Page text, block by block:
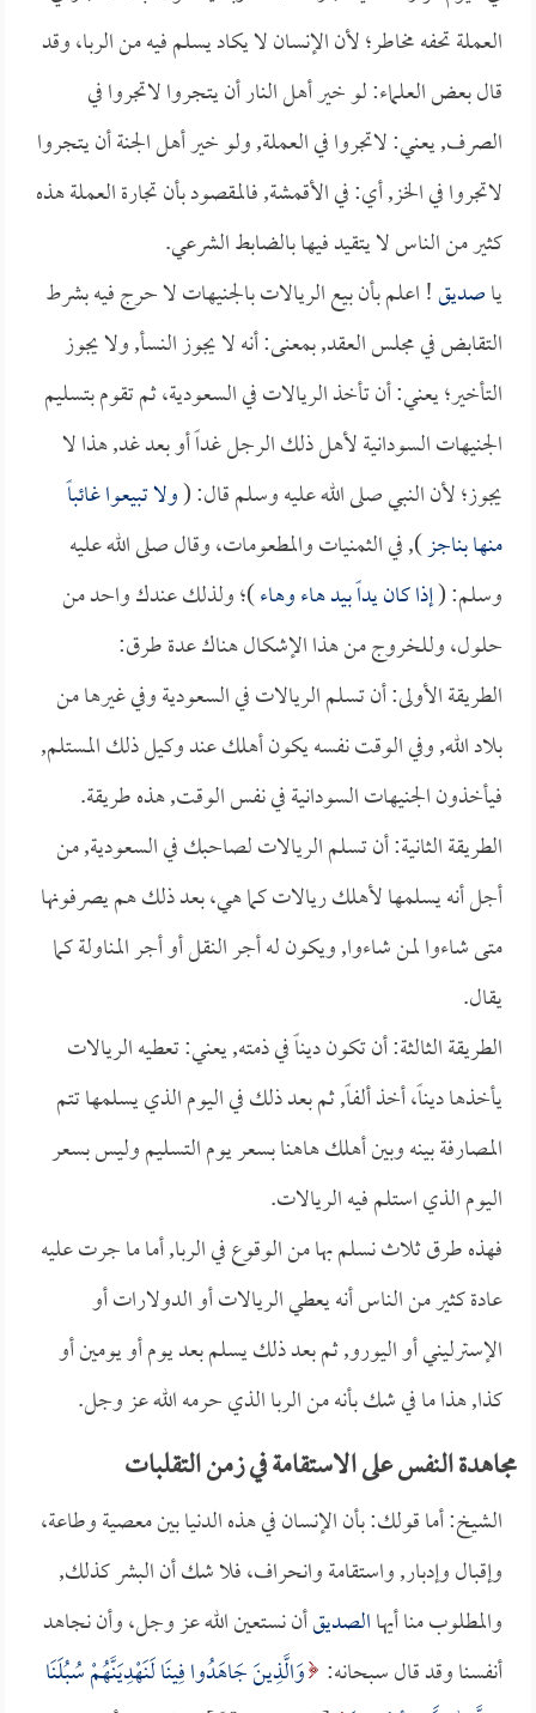
العملة تحفه مخاطر؛ لأن الإنسان لا يكاد يسلم فيه من الربا، وقد
قال بعض العلماء: لو خير أهل النار أن يتجروا لاتجروا في
الصرف, يعني: لاتجروا في العملة, ولو خير أهل الجنة أن يتجروا
لاتجروا في الخز, أي: في الأقمشة, فالمقصود بأن تجارة العملة هذه
كثير من الناس لا يتقيد فيها بالضابط الشرعي.
ياصديق! اعلم بأن بيع الريالات بالجنيهات لا حرج فيه بشرط
التقابض في مجلس العقد, بمعنى: أنه لا يجوز النسأ, ولا يجوز
التأخير؛ يعني: أن تأخذ الريالات في السعودية، ثم تقوم بتسليم
الجنيهات السودانية لأهل ذلك الرجل غداً أو بعد غد, هذا لا
يجوز؛ لأن النبي صلى الله عليه وسلم قال: (ولا تبيعوا غائباً
منها بناجز), في الثمنيات والمطعومات، وقال صلى الله عليه
وسلم: (إذا كان يداً بيد هاء وهاء)؛ ولذلك عندك واحد من
حلول، وللخروج من هذا الإشكال هناك عدة طرق:
الطريقة الأولى: أن تسلم الريالات في السعودية وفي غيرها من
بلاد الله, وفي الوقت نفسه يكون أهلك عند وكيل ذلك المستلم,
فيأخذون الجنيهات السودانية في نفس الوقت, هذه طريقة.
الطريقة الثانية: أن تسلم الريالات لصاحبك في السعودية, من
أجل أنه يسلمها لأهلك ريالات كما هي، بعد ذلك هم يصرفونها
متى شاءوا لمن شاءوا, ويكون له أجر النقل أو أجر المناولة كما
يقال.
الطريقة الثالثة: أن تكون ديناً في ذمته, يعني: تعطيه الريالات
يأخذها ديناً، أخذ ألفاً, ثم بعد ذلك في اليوم الذي يسلمها تتم
المصارفة بينه وبين أهلك هاهنا بسعر يوم التسليم وليس بسعر
اليوم الذي استلم فيه الريالات.
فهذه طرق ثلاث نسلم بها من الوقوع في الربا, أما ما جرت عليه
عادة كثير من الناس أنه يعطي الريالات أو الدولارات أو
الإسترليني أو اليورو, ثم بعد ذلك يسلم بعد يوم أو يومين أو
كذا, هذا ما في شك بأنه من الربا الذي حرمه الله عز وجل.
مجاهدة النفس على الاستقامة في زمن التقلبات
الشيخ: أما قولك: بأن الإنسان في هذه الدنيا بين معصية وطاعة،
وإقبال وإدبار, واستقامة وانحراف، فلا شك أن البشر كذلك,
والمطلوب منا أيهاالصديقأن نستعين الله عز وجل، وأن نجاهد
أنفسنا وقد قال سبحانه: وَالَّذِينَ جَاهَدُوا فِينَا لَنَهْدِيَنَّهُمْ سُبُلَنَا